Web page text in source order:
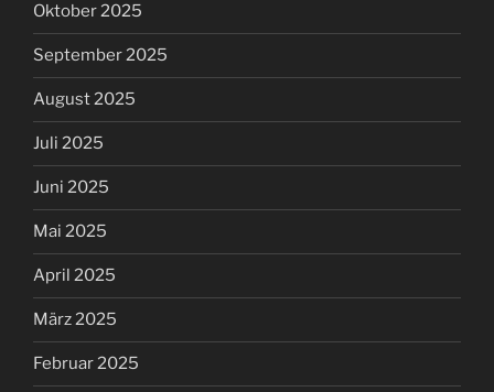
Oktober 2025
September 2025
August 2025
Juli 2025
Juni 2025
Mai 2025
April 2025
März 2025
Februar 2025